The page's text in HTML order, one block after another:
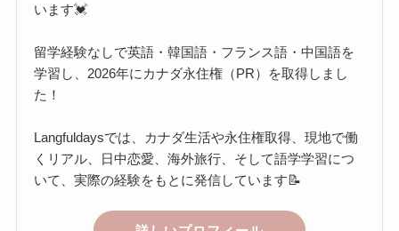
います💓
留学経験なしで英語・韓国語・フランス語・中国語を
学習し、2026年にカナダ永住権（PR）を取得しまし
た！
Langfuldaysでは、カナダ生活や永住権取得、現地で働
くリアル、日中恋愛、海外旅行、そして語学学習につ
いて、実際の経験をもとに発信しています📝